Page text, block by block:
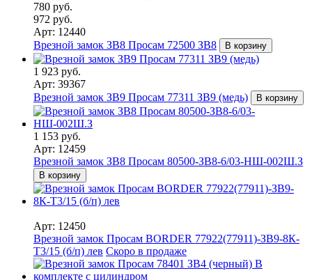
780 руб.
972 руб.
Арт: 12440
Врезной замок ЗВ8 Просам 72500 ЗВ8
В корзину
1 923 руб.
Арт: 39367
Врезной замок ЗВ9 Просам 77311 ЗВ9 (медь)
В корзину
1 153 руб.
Арт: 12459
Врезной замок ЗВ8 Просам 80500-ЗВ8-6/03-НШ-002Ш.З
В корзину
Арт: 12450
Врезной замок Просам BORDER 77922(77911)-ЗВ9-8К-
Т3/15 (б/п) лев Скоро в продаже